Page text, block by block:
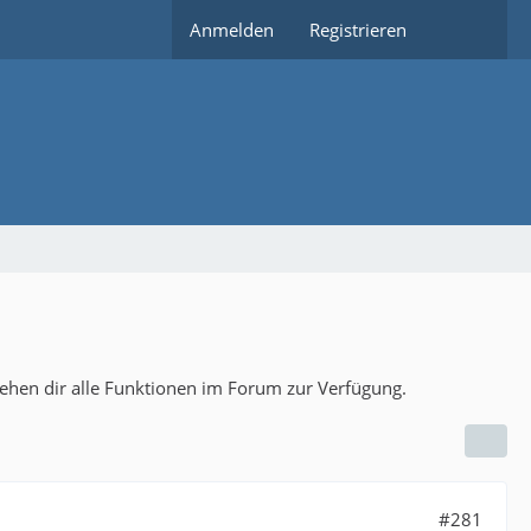
Anmelden Registrieren
dir alle Funktionen im Forum zur Verfügung.
#281